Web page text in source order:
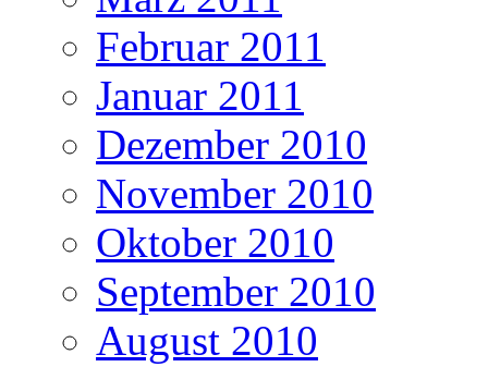
Februar 2011
Januar 2011
Dezember 2010
November 2010
Oktober 2010
September 2010
August 2010